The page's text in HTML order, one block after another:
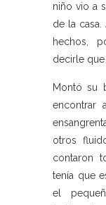
niño vio a
de la
hechos,
decirle
Montó su
encontrar
otros
contaron
tenía que
el